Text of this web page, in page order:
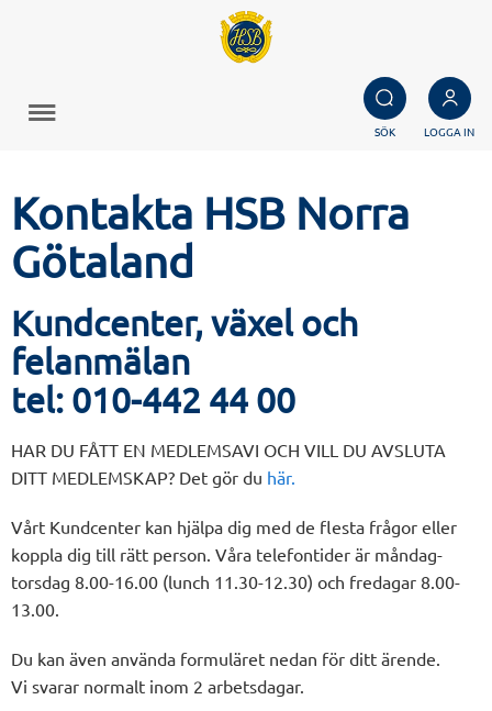
SÖK LOGGA IN
Kontakta HSB Norra
Götaland
Kundcenter, växel och
felanmälan
tel: 010-442 44 00
HAR DU FÅTT EN MEDLEMSAVI OCH VILL DU AVSLUTA
DITT MEDLEMSKAP? Det gör du här.
Vårt Kundcenter kan hjälpa dig med de flesta frågor eller
koppla dig till rätt person. Våra telefontider är måndag-
torsdag 8.00-16.00 (lunch 11.30-12.30) och fredagar 8.00-
13.00.
Du kan även använda formuläret nedan för ditt ärende.
Vi svarar normalt inom 2 arbetsdagar.